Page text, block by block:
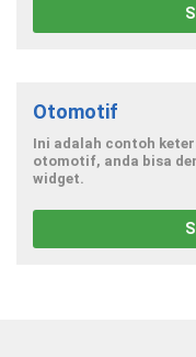
Otomotif
Ini adalah contoh
otomotif, anda bisa
widget.